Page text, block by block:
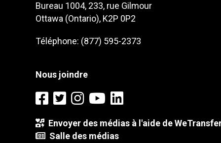
Bureau 1004, 233, rue Gilmour
Ottawa (Ontario), K2P 0P2
Téléphone: (877) 595-2373
Nous joindre
Envoyer des médias à l'aide de
Salle des médias